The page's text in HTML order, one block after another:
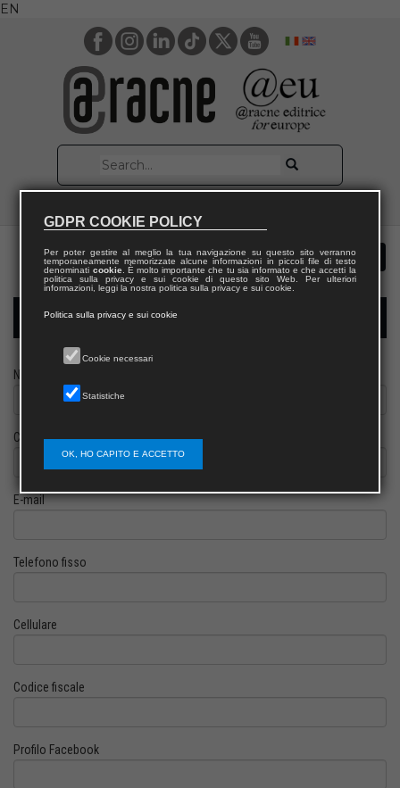
EN
Modulo richiesta saggio docente
Nome
Cognome
E-mail
Telefono fisso
Cellulare
Codice fiscale
Profilo Facebook
GDPR COOKIE POLICY
Per poter gestire al meglio la tua navigazione su questo sito verranno
temporaneamente memorizzate alcune informazioni in piccoli file di testo
denominati cookie. È molto importante che tu sia informato e che accetti la
politica sulla privacy e sui cookie di questo sito Web. Per ulteriori
informazioni, leggi la nostra politica sulla privacy e sui cookie.
Politica sulla privacy e sui cookie
Cookie necessari
Statistiche
OK, HO CAPITO E ACCETTO